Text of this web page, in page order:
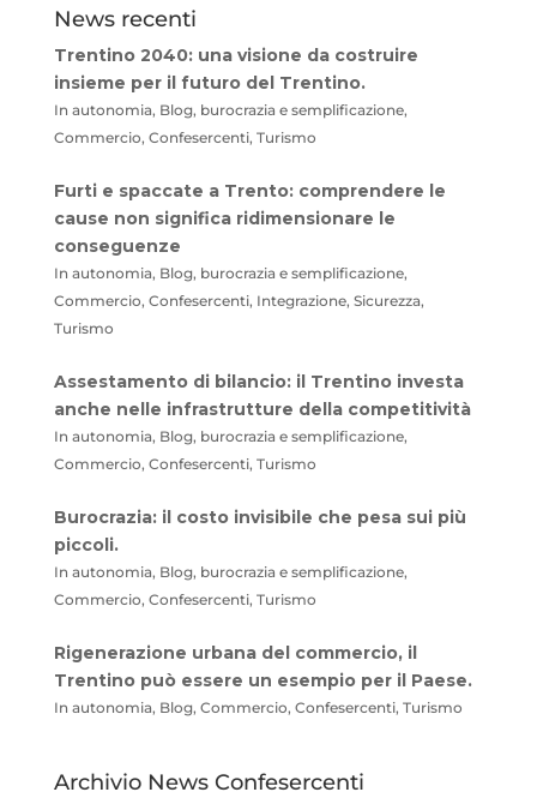
News recenti
Trentino 2040: una visione da costruire
insieme per il futuro del Trentino.
In autonomia, Blog, burocrazia e semplificazione,
Commercio, Confesercenti, Turismo
Furti e spaccate a Trento: comprendere le
cause non significa ridimensionare le
conseguenze
In autonomia, Blog, burocrazia e semplificazione,
Commercio, Confesercenti, Integrazione, Sicurezza,
Turismo
Assestamento di bilancio: il Trentino investa
anche nelle infrastrutture della competitività
In autonomia, Blog, burocrazia e semplificazione,
Commercio, Confesercenti, Turismo
Burocrazia: il costo invisibile che pesa sui più
piccoli.
In autonomia, Blog, burocrazia e semplificazione,
Commercio, Confesercenti, Turismo
Rigenerazione urbana del commercio, il
Trentino può essere un esempio per il Paese.
In autonomia, Blog, Commercio, Confesercenti, Turismo
Archivio News Confesercenti